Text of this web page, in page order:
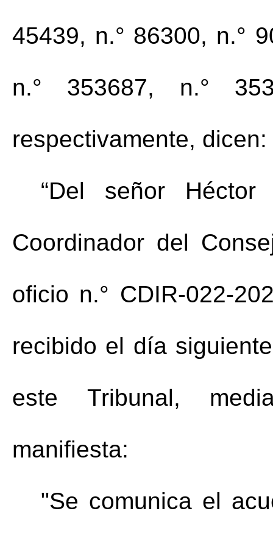
45439, n.° 86300, n.°
n.° 353687, n.°
respectivamente, dicen:
“Del señor
Coordinador del
oficio n.° CDIR-022-
recibido el día
este Tribunal,
manifiesta:
"Se comunica el